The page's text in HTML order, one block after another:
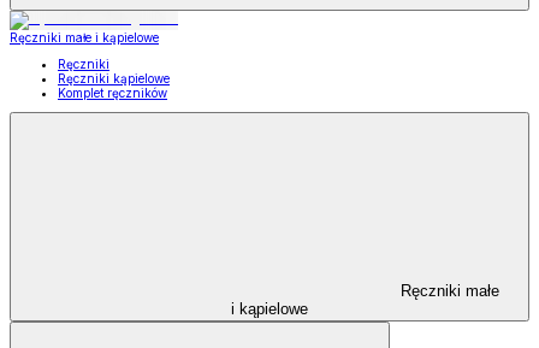
Ręczniki małe i kąpielowe
Ręczniki
Ręczniki kąpielowe
Komplet ręczników
Ręczniki małe
i kąpielowe